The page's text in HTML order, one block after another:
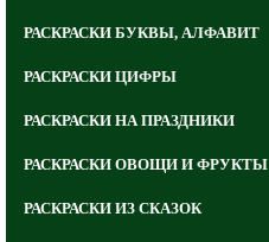
РАСКРАСКИ БУКВЫ, АЛФАВИТ
РАСКРАСКИ ЦИФРЫ
РАСКРАСКИ НА ПРАЗДНИКИ
РАСКРАСКИ ОВОЩИ И ФРУКТЫ
РАСКРАСКИ ИЗ СКАЗОК